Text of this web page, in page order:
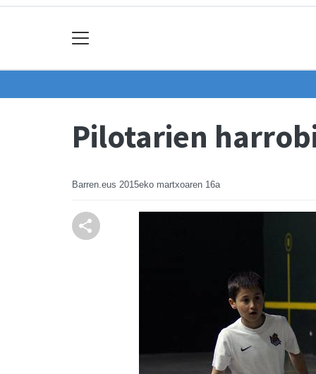
Pilotarien
Barren.eus 2015eko martxoaren 16a